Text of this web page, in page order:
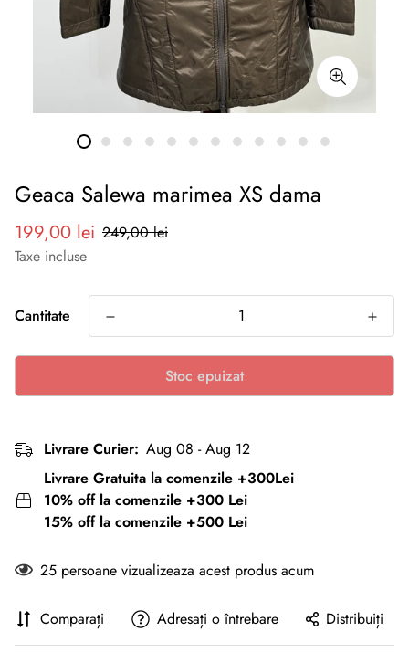
Geaca Salewa marimea XS dama
Preț
redus
199,00 lei
Preț
normal
249,00 lei
Taxe incluse
Cantitate
Stoc epuizat
Livrare Curier: Aug 08 - Aug 12
Livrare Gratuita la comenzile +300Lei
10% off la comenzile +300 Lei
15% off la comenzile +500 Lei
25 persoane vizualizeaza acest produs acum
Comparați Adresați o întrebare Distribuiți